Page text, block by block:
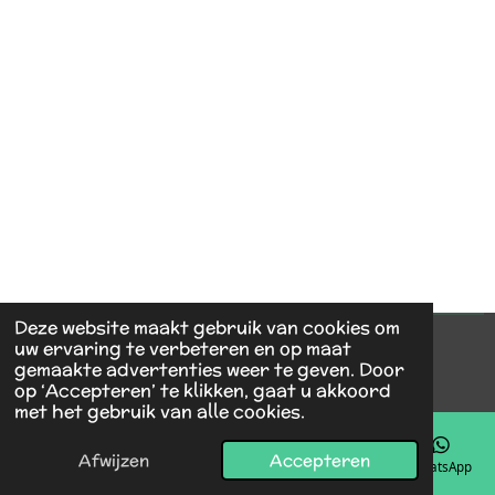
Deze website maakt gebruik van cookies om
uw ervaring te verbeteren en op maat
gemaakte advertenties weer te geven. Door
op ‘Accepteren’ te klikken, gaat u akkoord
met het gebruik van alle cookies.
Afwijzen Accepteren
© 2024 - 2026 vmrenovatie
Powered byJouwWeb
E-mailadres Telefoonnummer Kaart Facebook WhatsApp